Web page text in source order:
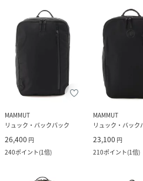
MAMMUT
リュック・バックパック
26,400 円
240ポイント(1倍)
MAMMUT
リュック・バック
23,100 円
210ポイント(1倍)